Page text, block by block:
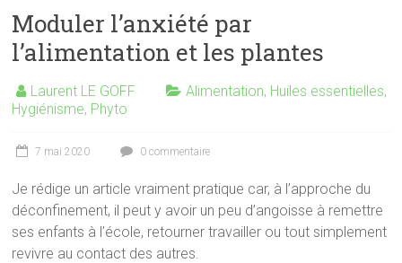
Moduler l’anxiété par
l’alimentation et les plantes
Laurent LE GOFF Alimentation, Huiles essentielles,
Hygiénisme, Phyto
7 mai 2020 0 commentaire
Je rédige un article vraiment pratique car, à l’approche du
déconfinement, il peut y avoir un peu d’angoisse à remettre
ses enfants à l’école, retourner travailler ou tout simplement
revivre au contact des autres.